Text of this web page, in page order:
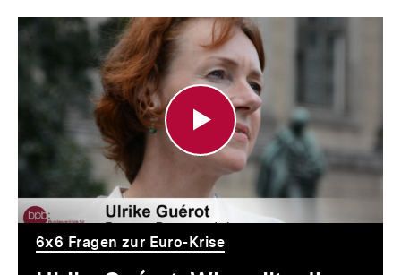
Ulrike
Guérot:
Wie
sollte
die
Schuldenkrise
überwunden
6x6 Fragen zur Euro-Krise